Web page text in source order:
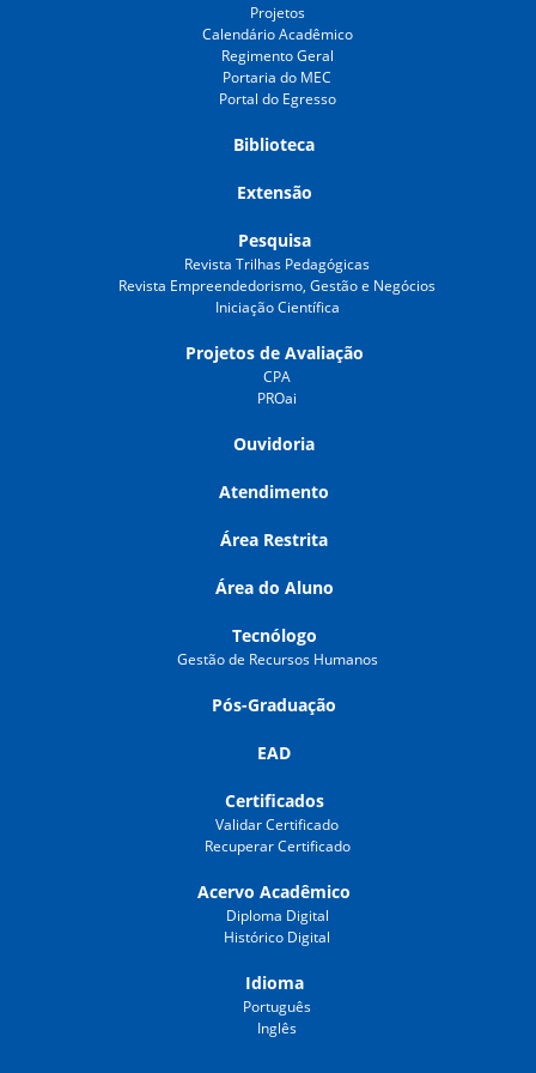
Projetos
Calendário Acadêmico
Regimento Geral
Portaria do MEC
Portal do Egresso
Biblioteca
Extensão
Pesquisa
Revista Trilhas Pedagógicas
Revista Empreendedorismo, Gestão e Negócios
Iniciação Científica
Projetos de Avaliação
CPA
PROai
Ouvidoria
Atendimento
Área Restrita
Área do Aluno
Tecnólogo
Gestão de Recursos Humanos
Pós-Graduação
EAD
Certificados
Validar Certificado
Recuperar Certificado
Acervo Acadêmico
Diploma Digital
Histórico Digital
Idioma
Português
Inglês